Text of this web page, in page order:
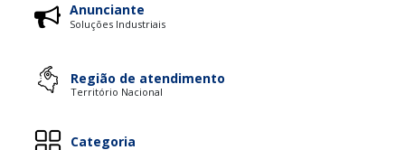
Anunciante
Soluções Industriais
Região de atendimento
Território Nacional
Categoria